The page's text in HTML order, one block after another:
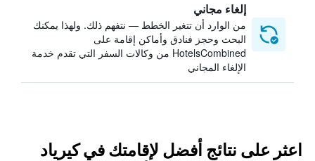
إلغاء مجاني
من الوارد أن تتغير الخطط — نتفهم ذلك. ولهذا يمكنك
البحث وحجز فنادق وأماكن إقامة على
HotelsCombined من وكالات السفر التي تقدم خدمة
الإلغاء المجاني
اعثر على نتائج أفضل لإقامتك في كيرياد